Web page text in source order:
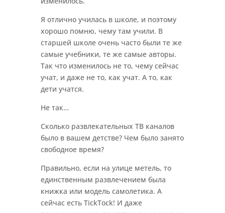
Я отлично училась в школе, и поэтому
хорошо помню, чему там учили. В
старшей школе очень часто были те же
самые учебники, те же самые авторы.
Так что изменилось не то, чему сейчас
учат, и даже не то, как учат. А то, как
дети учатся.
Не так…
Сколько развлекательных ТВ каналов
было в вашем детстве? Чем было занято
свободное время?
Правильно, если на улице метель, то
единственным развлечением была
книжка или модель самолетика. А
сейчас есть TickTock! И даже